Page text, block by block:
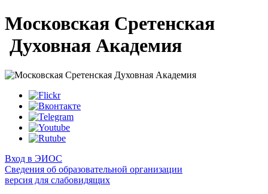
Московская Сретенская
Духовная Академия
Вход в ЭИОС
Сведения об образовательной организации
версия для слабовидящих